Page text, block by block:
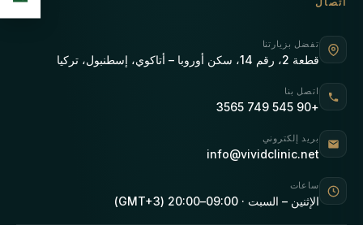
اتصال
تفضل بزيارتنا
قطعة 2، رقم 14، سكن أوروبا – أتاكوي، إسطنبول، تركيا
اتصل بنا
+90 545 749 3565
بريد إلكتروني
info@vividclinic.net
ساعات
الإثنين – السبت · 09:00–20:00 (GMT+3)